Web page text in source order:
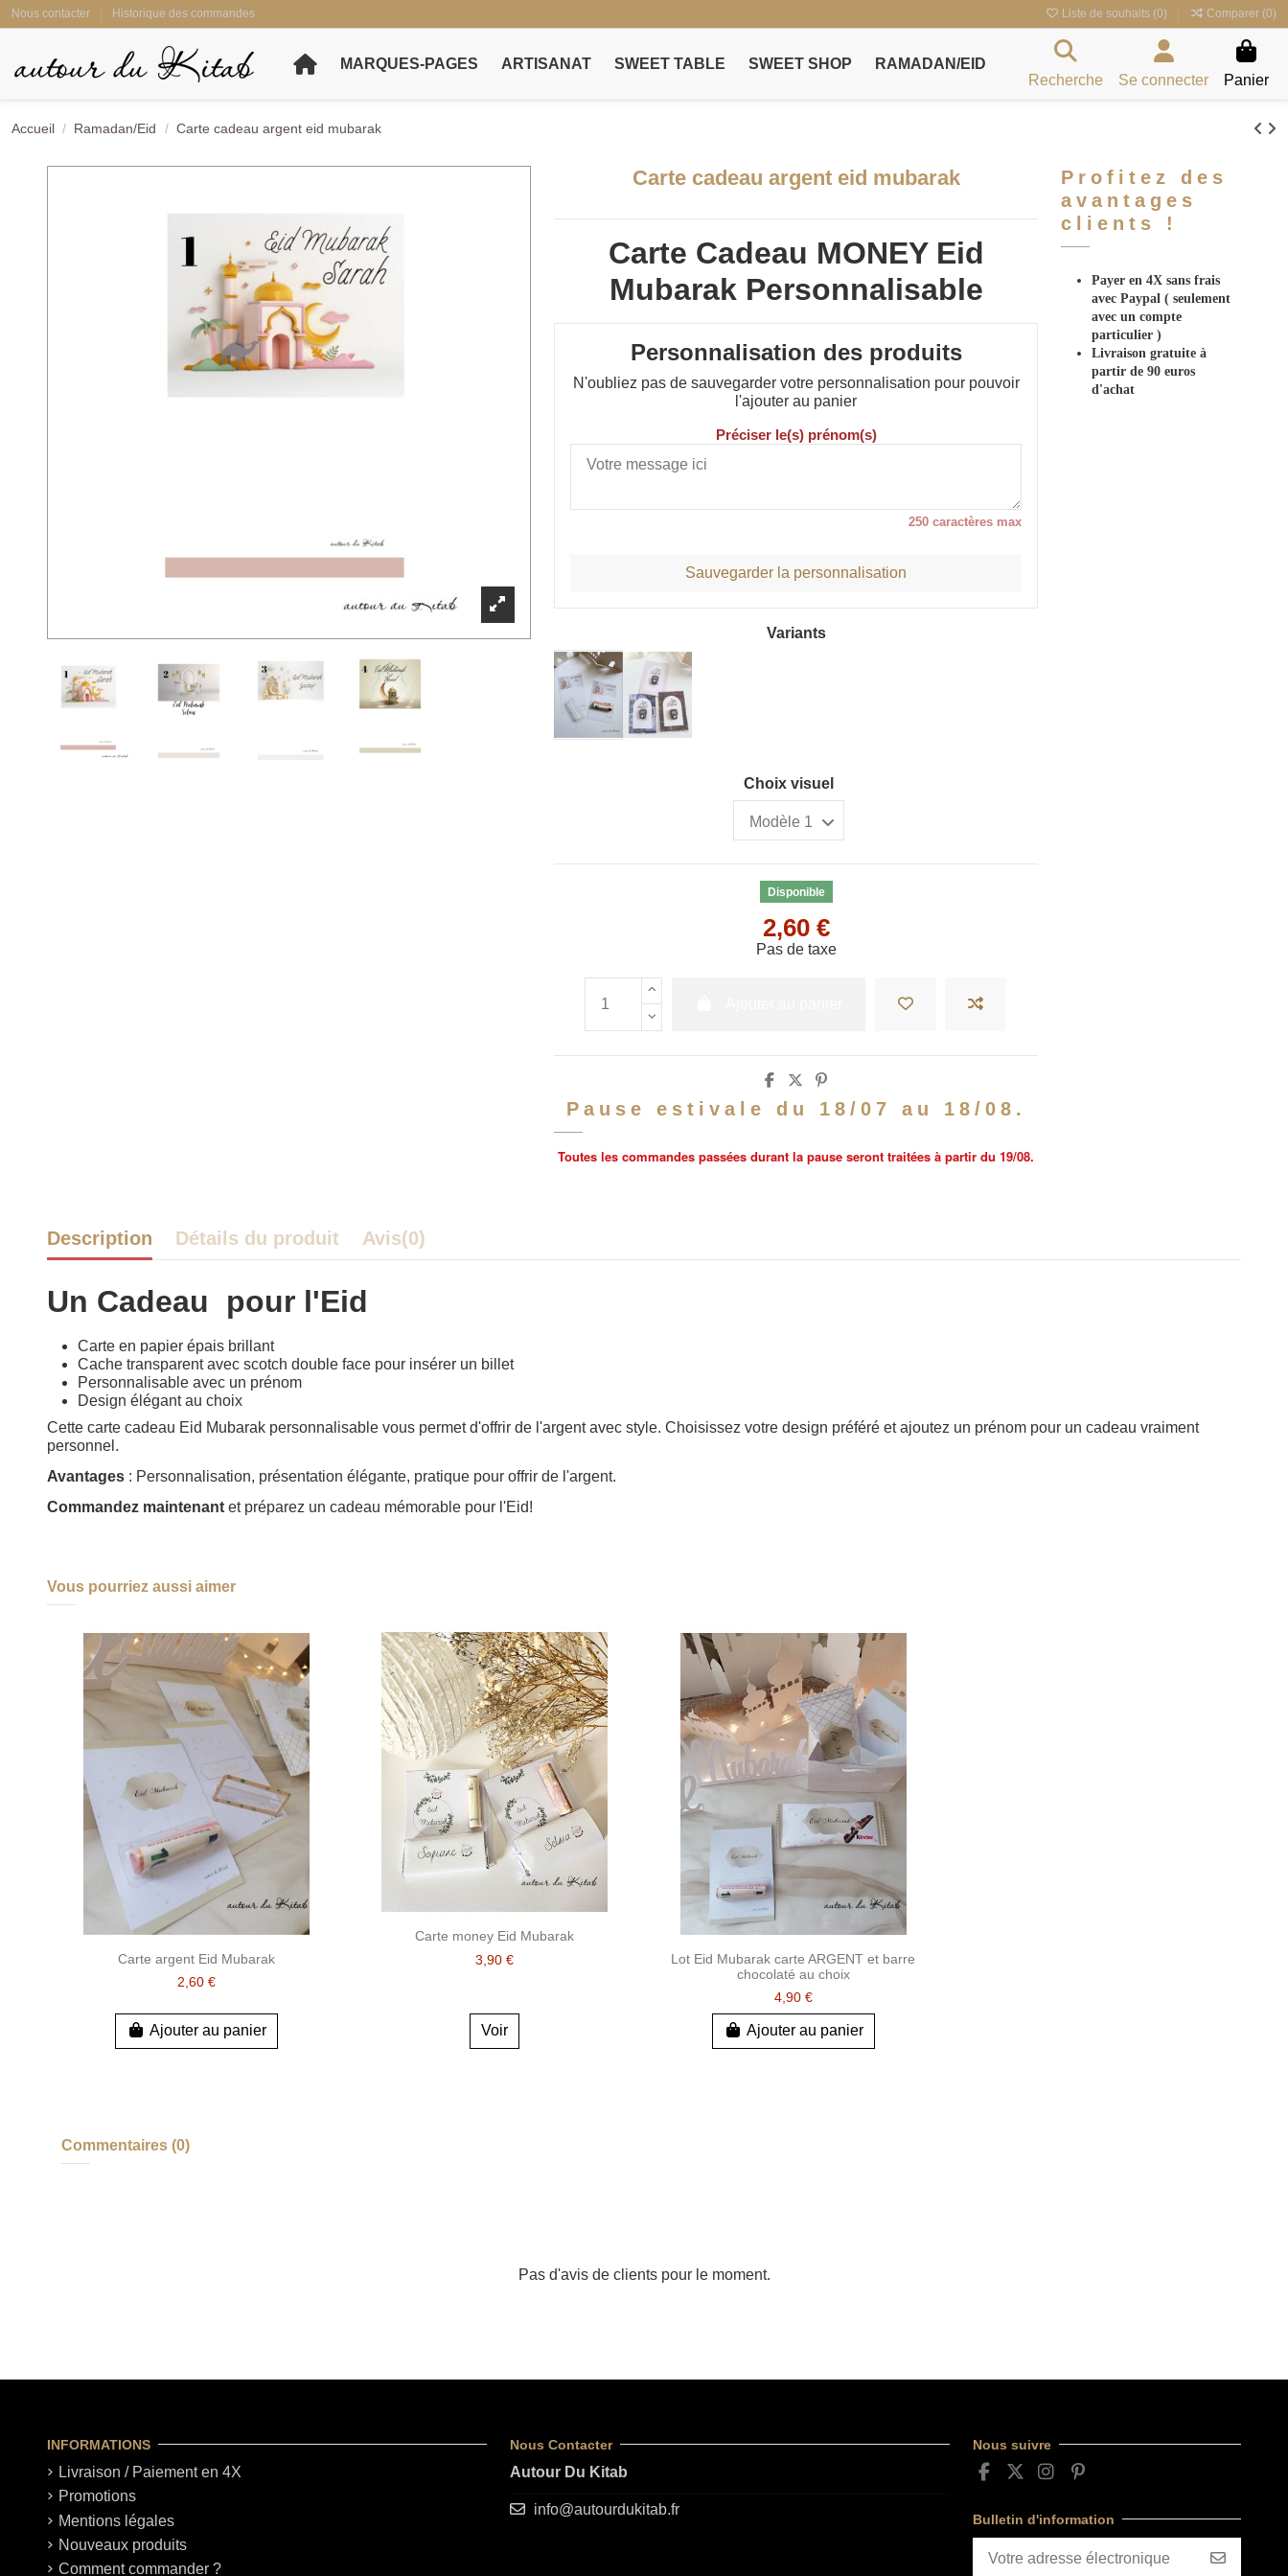
Nous contacter Historique des commandes Liste de souhaits (0) Comparer (0)
MARQUES-PAGES ARTISANAT SWEET TABLE SWEET SHOP
RAMADAN/EID
Recherche
Se connecter Panier
Accueil Ramadan/Eid Carte cadeau argent eid mubarak
Carte cadeau argent eid mubarak
Carte Cadeau MONEY Eid
Mubarak Personnalisable
Personnalisation des produits
N'oubliez pas de sauvegarder votre personnalisation pour pouvoir
l'ajouter au panier
Préciser le(s) prénom(s)
250 caractères max
Sauvegarder la personnalisation
Variants
Choix visuel
Disponible
2,60 €
Pas de taxe
Pause estivale du 18/07 au 18/08.
Toutes les commandes passées durant la pause seront traitées à partir du 19/08.
Profitez des
avantages
clients !
Payer en 4X sans frais
avec Paypal( seulement
avec un compte
particulier )
Livraison gratuite à
partir de 90 euros
d'achat
Description Détails du produit Avis(0)
Un Cadeau pour l'Eid
Carte en papier épais brillant
Cache transparent avec scotch double face pour insérer un billet
Personnalisable avec un prénom
Design élégant au choix
Cette carte cadeau Eid Mubarak personnalisable vous permet d'offrir de l'argent avec style. Choisissez votre design préféré et ajoutez un prénom pour un cadeau vraiment
personnel.
Avantages : Personnalisation, présentation élégante, pratique pour offrir de l'argent.
Commandez maintenant et préparez un cadeau mémorable pour l'Eid!
Vous pourriez aussi aimer
Carte argent Eid Mubarak
2,60 €
Ajouter au panier
Carte money Eid Mubarak
3,90 €
Voir
Lot Eid Mubarak carte ARGENT et barre
chocolaté au choix
4,90 €
Ajouter au panier
Commentaires (0)
Pas d'avis de clients pour le moment.
INFORMATIONS
Livraison / Paiement en 4X
Promotions
Mentions légales
Nouveaux produits
Comment commander ?
Nous Contacter
Autour Du Kitab
info@autourdukitab.fr
Nous suivre
Bulletin d'information